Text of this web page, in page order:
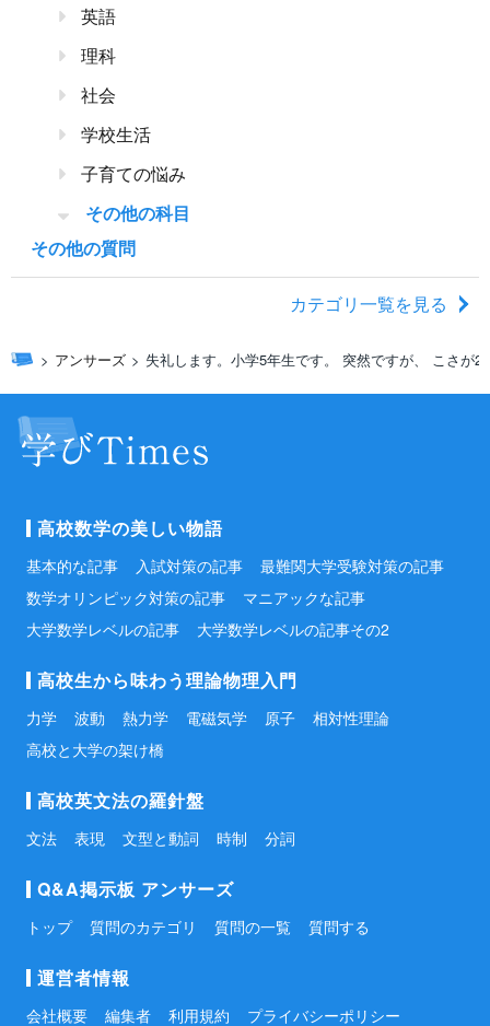
英語
理科
社会
学校生活
子育ての悩み
その他の科目
その他の質問
カテゴリ一覧を見る
アンサーズ 失礼します。小学5年生です。 突然ですが、 こさが
高校数学の美しい物語
基本的な記事 入試対策の記事
最難関大学受験対策の記事
数学オリンピック対策の記事
マニアックな記事
大学数学レベルの記事
大学数学レベルの記事その2
高校生から味わう理論物理入門
力学 波動 熱力学 電磁気学 原子
相対性理論
高校と大学の架け橋
高校英文法の羅針盤
文法 表現 文型と動詞 時制 分詞
Q&A掲示板 アンサーズ
トップ 質問のカテゴリ 質問の一覧 質問する
運営者情報
会社概要 編集者 利用規約 プライバシーポリシー